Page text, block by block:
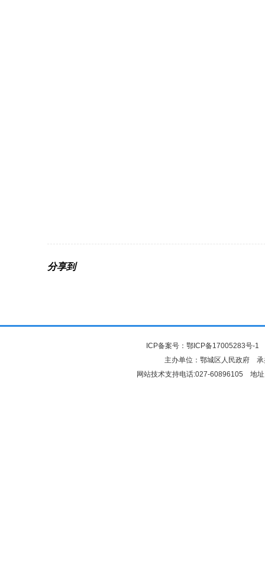
分享到
ICP备案号： 鄂ICP备17005283号-1
主办单位：鄂城区人民政府
网站技术支持电话:027-60896105 地